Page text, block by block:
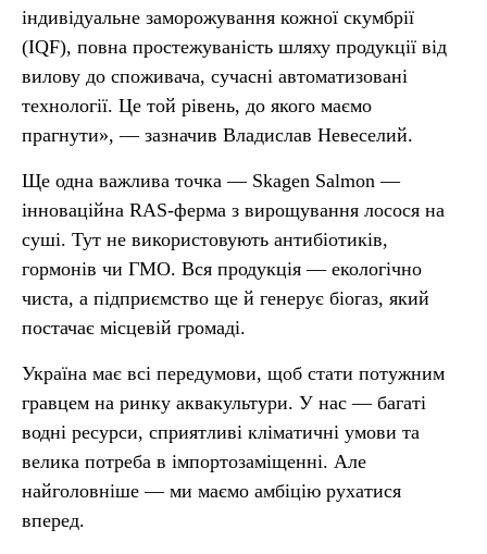
індивідуальне заморожування кожної скумбрії
(IQF), повна простежуваність шляху продукції від
вилову до споживача, сучасні автоматизовані
технології. Це той рівень, до якого маємо
прагнути», — зазначив Владислав Невеселий.
Ще одна важлива точка — Skagen Salmon —
інноваційна RAS-ферма з вирощування лосося на
суші. Тут не використовують антибіотиків,
гормонів чи ГМО. Вся продукція — екологічно
чиста, а підприємство ще й генерує біогаз, який
постачає місцевій громаді.
Україна має всі передумови, щоб стати потужним
гравцем на ринку аквакультури. У нас — багаті
водні ресурси, сприятливі кліматичні умови та
велика потреба в імпортозаміщенні. Але
найголовніше — ми маємо амбіцію рухатися
вперед.